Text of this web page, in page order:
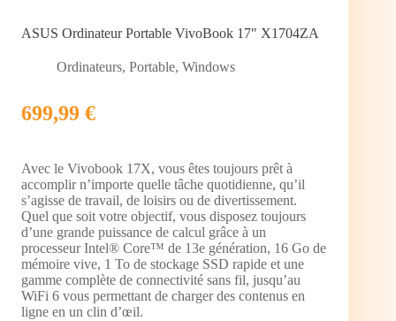
ASUS Ordinateur Portable VivoBook 17″ X1704ZA
Ordinateurs, Portable, Windows
699,99 €
Avec le Vivobook 17X, vous êtes toujours prêt à
accomplir n’importe quelle tâche quotidienne, qu’il
s’agisse de travail, de loisirs ou de divertissement.
Quel que soit votre objectif, vous disposez toujours
d’une grande puissance de calcul grâce à un
processeur Intel® Core™ de 13e génération, 16 Go de
mémoire vive, 1 To de stockage SSD rapide et une
gamme complète de connectivité sans fil, jusqu’au
WiFi 6 vous permettant de charger des contenus en
ligne en un clin d’œil.